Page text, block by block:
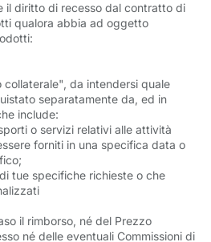
il diritto di recesso dal contratto di
qualora abbia ad oggetto
da intendersi quale
separatamente da, ed in
include:
o servizi relativi alle attività
forniti in una specifica data o
tue specifiche richieste o che
il rimborso, né del Prezzo
né delle eventuali Commissioni di